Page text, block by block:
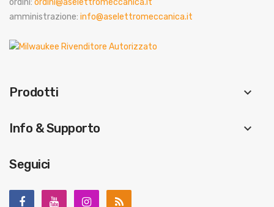
ordini: ordini@aselettromeccanica.it
amministrazione: info@aselettromeccanica.it
Prodotti keyboard_arrow_down
Info & Supporto keyboard_arrow_down
Seguici